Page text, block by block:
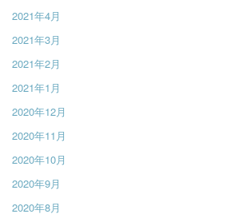
2021年4月
2021年3月
2021年2月
2021年1月
2020年12月
2020年11月
2020年10月
2020年9月
2020年8月